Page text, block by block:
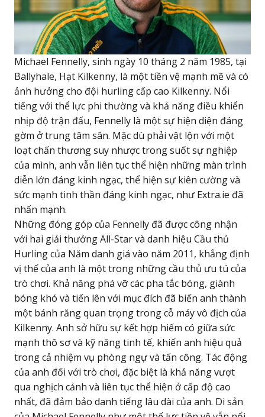
Michael Fennelly, sinh ngày 10 tháng 2 năm 1985, tại
Ballyhale, Hạt Kilkenny, là một tiền vệ mạnh mẽ và có
ảnh hưởng cho đội hurling cấp cao Kilkenny. Nổi
tiếng với thể lực phi thường và khả năng điều khiển
nhịp độ trận đấu, Fennelly là một sự hiện diện đáng
gờm ở trung tâm sân. Mặc dù phải vật lộn với một
loạt chấn thương suy nhược trong suốt sự nghiệp
của mình, anh vẫn liên tục thể hiện những màn trình
diễn lớn đáng kinh ngạc, thể hiện sự kiên cường và
sức mạnh tinh thần đáng kinh ngạc, như Extra.ie đã
nhấn mạnh.
Những đóng góp của Fennelly đã được công nhận
với hai giải thưởng All-Star và danh hiệu Cầu thủ
Hurling của Năm danh giá vào năm 2011, khẳng định
vị thế của anh là một trong những cầu thủ ưu tú của
trò chơi. Khả năng phá vỡ các pha tắc bóng, giành
bóng khó và tiến lên với mục đích đã biến anh thành
một bánh răng quan trọng trong cỗ máy vô địch của
Kilkenny. Anh sở hữu sự kết hợp hiếm có giữa sức
mạnh thô sơ và kỹ năng tinh tế, khiến anh hiệu quả
trong cả nhiệm vụ phòng ngự và tấn công. Tác động
của anh đối với trò chơi, đặc biệt là khả năng vượt
qua nghịch cảnh và liên tục thể hiện ở cấp độ cao
nhất, đã đảm bảo danh tiếng lâu dài của anh. Di sản